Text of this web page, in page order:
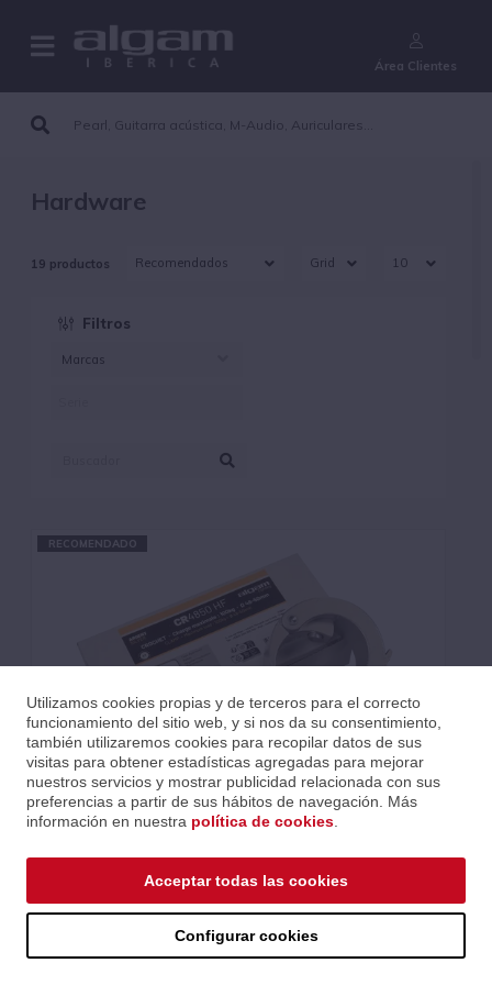
Área Clientes
Hardware
19 productos
Filtros
Marcas
RECOMENDADO
ABRAZADERA - Ø 48-50 MM 100 KG MAX
Ref.: LAPCR-4850-HF
Código EAN 3700166377196
Precios al iniciar sesión.
Utilizamos cookies propias y de terceros para el correcto
funcionamiento del sitio web, y si nos da su consentimiento,
también utilizaremos cookies para recopilar datos de sus
visitas para obtener estadísticas agregadas para mejorar
nuestros servicios y mostrar publicidad relacionada con sus
preferencias a partir de sus hábitos de navegación. Más
información en nuestra política de cookies
Configurar cookies
Acceptar todas las cookies